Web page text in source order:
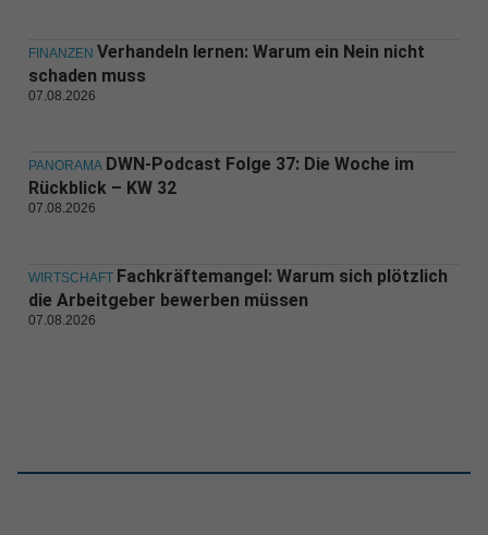
FINANZEN Verhandeln lernen: Warum ein Nein nicht
schaden muss
07.08.2026
PANORAMA DWN-Podcast Folge 37: Die Woche im
Rückblick – KW 32
07.08.2026
WIRTSCHAFT Fachkräftemangel: Warum sich plötzlich
die Arbeitgeber bewerben müssen
07.08.2026